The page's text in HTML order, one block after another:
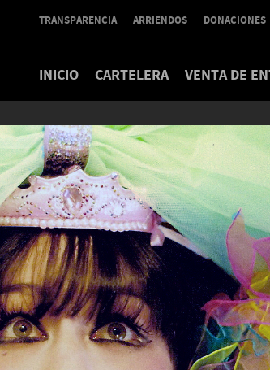
TRANSPARENCIA ARRIENDOS DONACIONES
INICIO CARTELERA VENTA DE